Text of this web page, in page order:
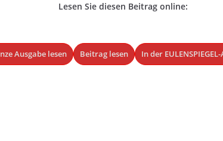
Lesen Sie diesen Beitrag online:
Ausgabe lesen Beitrag lesen In der